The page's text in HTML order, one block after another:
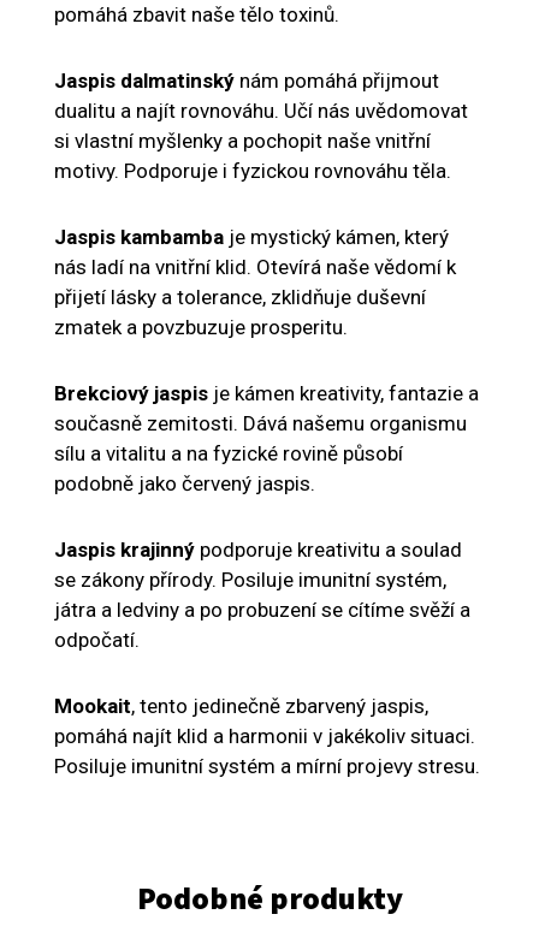
pomáhá zbavit naše tělo toxinů.
Jaspis dalmatinský nám pomáhá přijmout
dualitu a najít rovnováhu. Učí nás uvědomovat
si vlastní myšlenky a pochopit naše vnitřní
motivy. Podporuje i fyzickou rovnováhu těla.
Jaspis kambamba je mystický kámen, který
nás ladí na vnitřní klid. Otevírá naše vědomí k
přijetí lásky a tolerance, zklidňuje duševní
zmatek a povzbuzuje prosperitu.
Brekciový jaspis je kámen kreativity, fantazie a
současně zemitosti. Dává našemu organismu
sílu a vitalitu a na fyzické rovině působí
podobně jako červený jaspis.
Jaspis krajinný podporuje kreativitu a soulad
se zákony přírody. Posiluje imunitní systém,
játra a ledviny a po probuzení se cítíme svěží a
odpočatí.
Mookait, tento jedinečně zbarvený jaspis,
pomáhá najít klid a harmonii v jakékoliv situaci.
Posiluje imunitní systém a mírní projevy stresu.